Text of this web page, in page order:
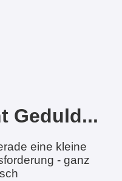
Geduld...
eine kleine
- ganz